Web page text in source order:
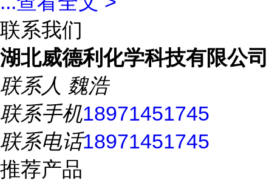
联系我们
湖北威德利化学科技有限公司
联系人 魏浩
联系手机18971451745
联系电话18971451745
推荐产品